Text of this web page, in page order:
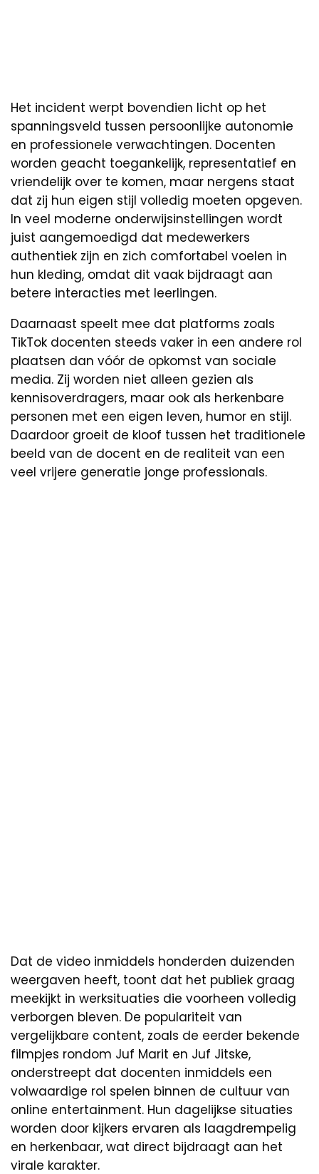
Het incident werpt bovendien licht op het
spanningsveld tussen persoonlijke autonomie
en professionele verwachtingen. Docenten
worden geacht toegankelijk, representatief en
vriendelijk over te komen, maar nergens staat
dat zij hun eigen stijl volledig moeten opgeven.
In veel moderne onderwijsinstellingen wordt
juist aangemoedigd dat medewerkers
authentiek zijn en zich comfortabel voelen in
hun kleding, omdat dit vaak bijdraagt aan
betere interacties met leerlingen.
Daarnaast speelt mee dat platforms zoals
TikTok docenten steeds vaker in een andere rol
plaatsen dan vóór de opkomst van sociale
media. Zij worden niet alleen gezien als
kennisoverdragers, maar ook als herkenbare
personen met een eigen leven, humor en stijl.
Daardoor groeit de kloof tussen het traditionele
beeld van de docent en de realiteit van een
veel vrijere generatie jonge professionals.
Dat de video inmiddels honderden duizenden
weergaven heeft, toont dat het publiek graag
meekijkt in werksituaties die voorheen volledig
verborgen bleven. De populariteit van
vergelijkbare content, zoals de eerder bekende
filmpjes rondom Juf Marit en Juf Jitske,
onderstreept dat docenten inmiddels een
volwaardige rol spelen binnen de cultuur van
online entertainment. Hun dagelijkse situaties
worden door kijkers ervaren als laagdrempelig
en herkenbaar, wat direct bijdraagt aan het
virale karakter.